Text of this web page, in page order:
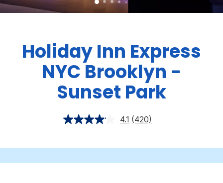
Holiday Inn Express
NYC Brooklyn -
Sunset Park
4.1 (420)